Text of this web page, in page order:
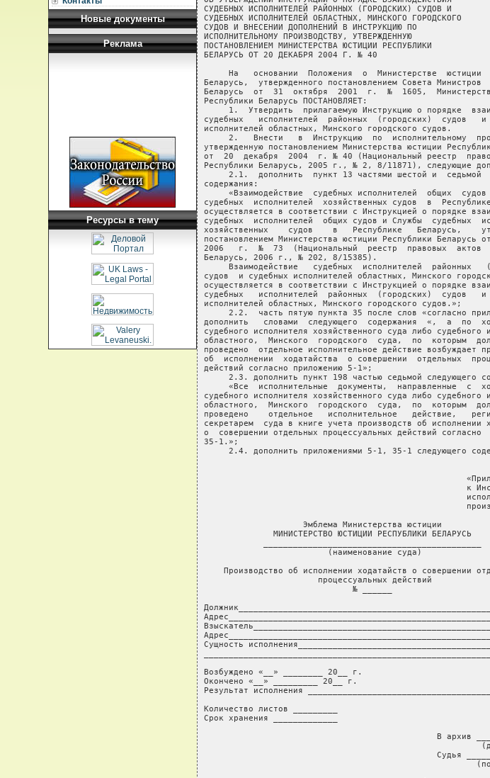
Новые документы
Реклама
Ресурсы в тему